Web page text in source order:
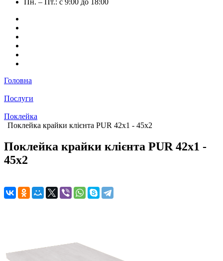
Пн. – Пт.: с 9:00 до 18:00
Головна
Послуги
Поклейка
Поклейка крайки клієнта PUR 42х1 - 45х2
Поклейка крайки клієнта PUR 42х1 -
45х2